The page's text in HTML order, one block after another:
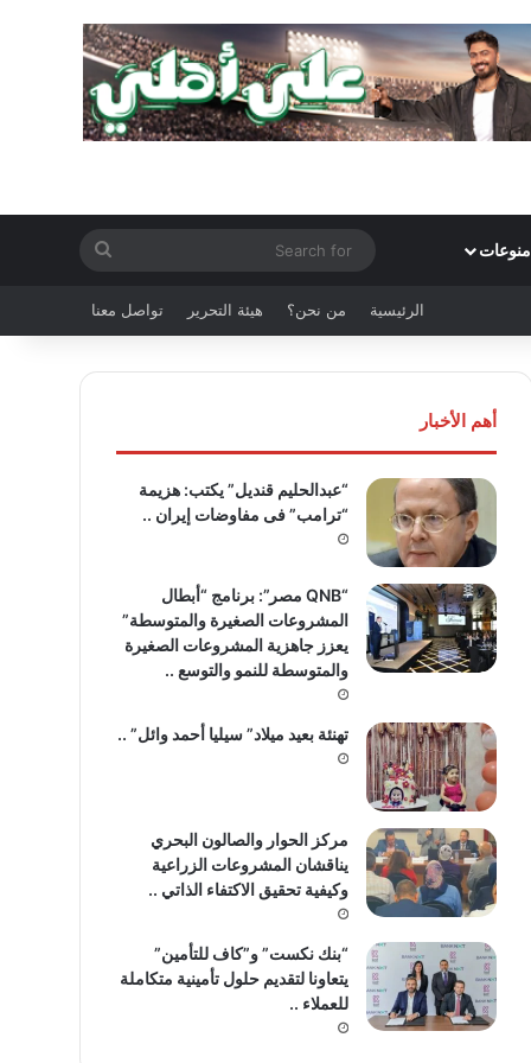
منوعات
Search
الرئيسية من نحن؟ هيئة التحرير تواصل معنا
أهم الأخبار
“عبدالحليم قنديل” يكتب: هزيمة
“ترامب” فى مفاوضات إيران ..
“QNB مصر”: برنامج “أبطال
المشروعات الصغيرة والمتوسطة”
يعزز جاهزية المشروعات الصغيرة
والمتوسطة للنمو والتوسع ..
تهنئة بعيد ميلاد” سيليا أحمد وائل” ..
مركز الحوار والصالون البحري
يناقشان المشروعات الزراعية
وكيفية تحقيق الاكتفاء الذاتي ..
“بنك نكست” و”كاف للتأمين”
يتعاونا لتقديم حلول تأمينية متكاملة
للعملاء ..